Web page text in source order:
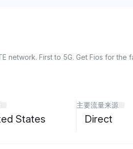
network. First to 5G. Get Fios for the
States
主要流量来源
Direct